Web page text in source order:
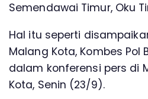
Semendawai Timur, Oku
Hal itu seperti
Malang Kota, Kombes Pol
dalam konferensi pers di
Kota, Senin (23/9).